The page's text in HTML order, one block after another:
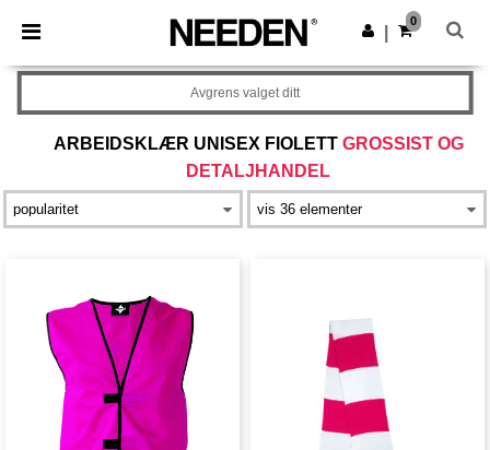
× Needen-app
Bedre priser i appen!
Last ned app
0
ARBEIDSKLÆR UNISEX FIOLETT GROSSIST OG
DETALJHANDEL
Avgrens valget ditt